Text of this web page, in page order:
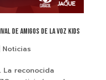
de amigos de La Voz Kids
Noticias
La reconocida